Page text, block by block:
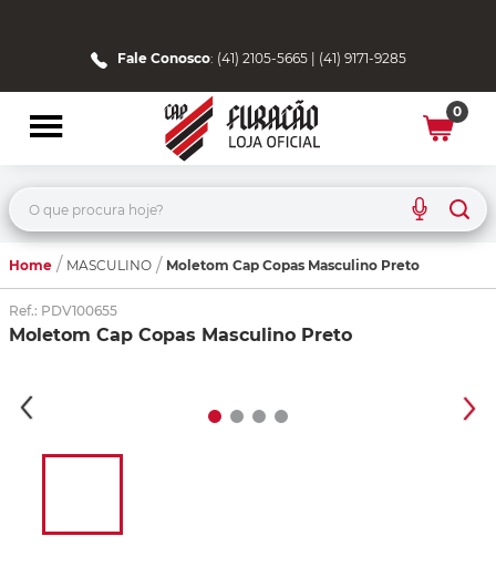
Fale Conosco: (41) 2105-5665 | (41) 9171-9285
0
O que procura hoje?
Home MASCULINO Moletom Cap Copas Masculino Preto
Ref.: PDV100655
Moletom Cap Copas Masculino Preto